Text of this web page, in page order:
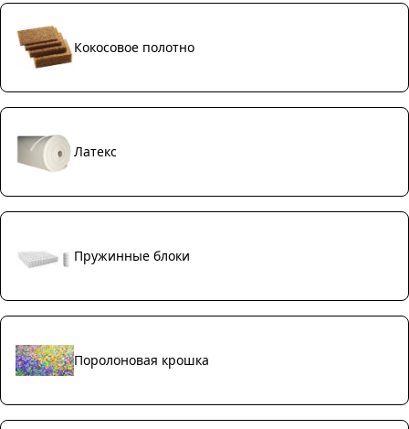
Кокосовое полотно
Латекс
Пружинные блоки
Поролоновая крошка